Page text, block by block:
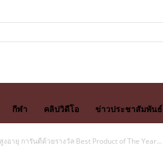
กีฬา คลิปวิดีโอ ข่าวประชาสัมพันธ์
ายุ การันตีด้วยรางวัล Best Product of The Year...